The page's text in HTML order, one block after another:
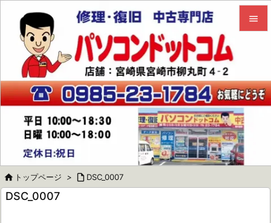

サイド


 トップページ >  DSC_0007
DSC_0007